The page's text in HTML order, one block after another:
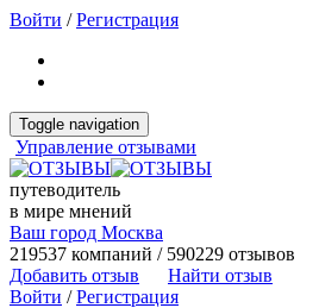
Войти /Регистрация
Toggle navigation
Управление отзывами
путеводитель
в мире мнений
Ваш город Москва
219537 компаний / 590229 отзывов
Добавить отзыв
Найти отзыв
Войти /Регистрация